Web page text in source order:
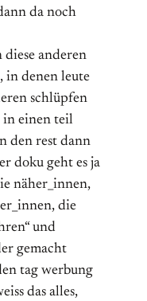
da noch
diese anderen
in denen leute
schlüpfen
in einen teil
den rest dann
doku geht es ja
näher_innen,
die
und
gemacht
tag werbung
das alles,